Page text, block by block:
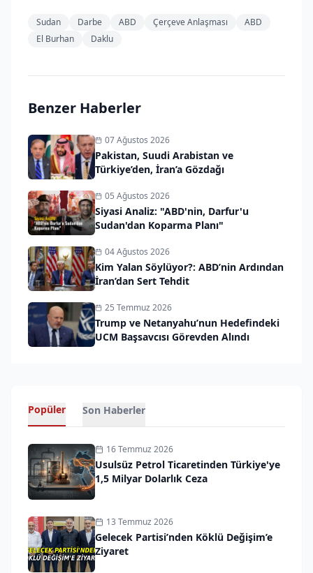
Sudan Darbe ABD Çerçeve Anlaşması
ABD
El Burhan
Daklu
Benzer Haberler
07 Ağustos 2026
Pakistan, Suudi Arabistan ve
Türkiye’den, İran’a Gözdağı
05 Ağustos 2026
Siyasi Analiz: "ABD'nin, Darfur'u
Sudan'dan Koparma Planı"
04 Ağustos 2026
Kim Yalan Söylüyor?: ABD’nin Ardından
İran’dan Sert Tehdit
25 Temmuz 2026
Trump ve Netanyahu’nun Hedefindeki
UCM Başsavcısı Görevden Alındı
Popüler Son Haberler
16 Temmuz 2026
Usulsüz Petrol Ticaretinden Türkiye'ye
1,5 Milyar Dolarlık Ceza
13 Temmuz 2026
Gelecek Partisi’nden Köklü Değişim’e
Ziyaret